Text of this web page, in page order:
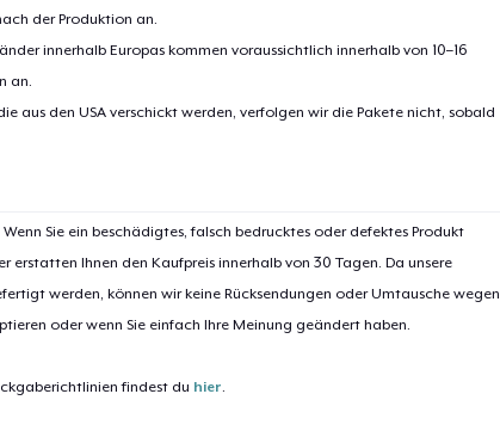
der Produktion an.
innerhalb Europas kommen voraussichtlich innerhalb von 10–16
an.
aus den USA verschickt werden, verfolgen wir die Pakete nicht, sobald
Wenn Sie ein beschädigtes, falsch bedrucktes oder defektes Produkt
erstatten Ihnen den Kaufpreis innerhalb von 30 Tagen. Da unsere
werden, können wir keine Rücksendungen oder Umtausche wegen
oder wenn Sie einfach Ihre Meinung geändert haben.
findest du hier.